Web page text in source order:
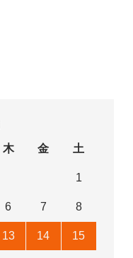
木 金 土
1
6 7 8
13 14 15